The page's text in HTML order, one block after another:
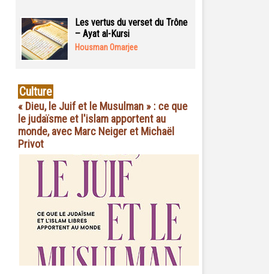
Les vertus du verset du Trône
– Ayat al-Kursi
Housman Omarjee
Culture
« Dieu, le Juif et le Musulman » : ce que
le judaïsme et l'islam apportent au
monde, avec Marc Neiger et Michaël
Privot